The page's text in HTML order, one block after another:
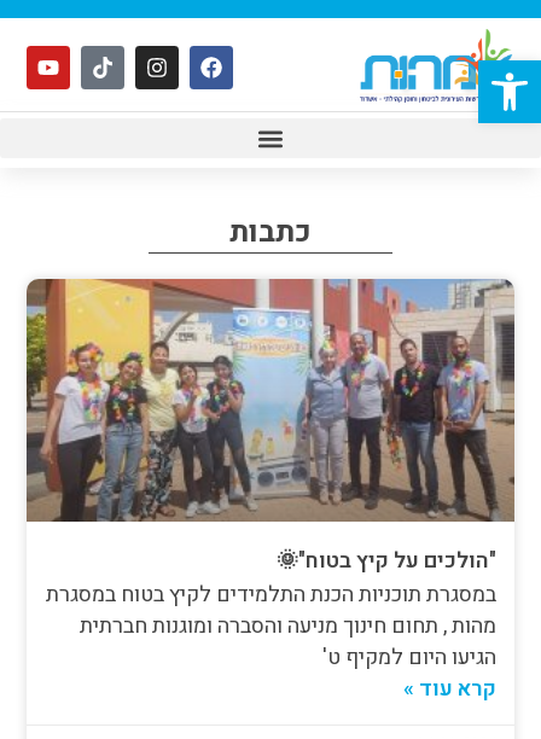
פתח סרגל נגישות
כתבות
"הולכים על קיץ בטוח"🌞
במסגרת תוכניות הכנת התלמידים לקיץ בטוח במסגרת
מהות , תחום חינוך מניעה והסברה ומוגנות חברתית
הגיעו היום למקיף ט'
קרא עוד »